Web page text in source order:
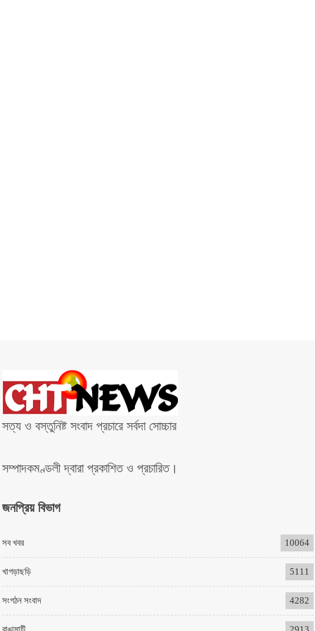
সত্য ও বস্তুনিষ্ট সংবাদ প্রচারে সর্বদা সোচ্চার
সম্পাদকমণ্ডলী দ্বারা প্রকাশিত ও প্রচারিত।
জনপ্রিয় বিভাগ
সব খবর 10064
খাগড়াছড়ি 5111
সংগঠন সংবাদ 4282